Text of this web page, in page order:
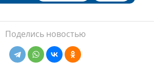
Поделись новостью